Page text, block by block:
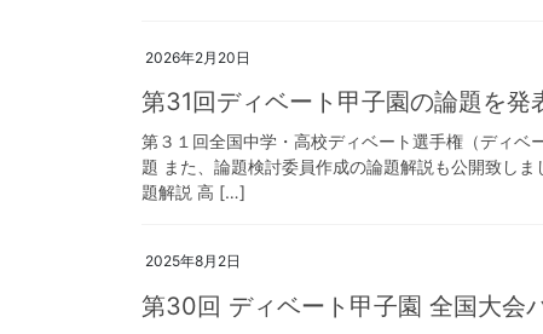
2026年2月20日
第31回ディベート甲子園の論題を発
第３１回全国中学・高校ディベート選手権（ディ
題 また、論題検討委員作成の論題解説も公開致し
題解説 高 […]
2025年8月2日
第30回 ディベート甲子園 全国大会